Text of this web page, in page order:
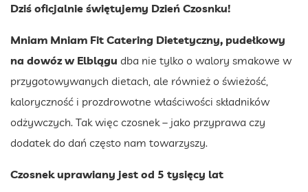
Dziś oficjalnie świętujemy Dzień Czosnku!
Mniam Mniam Fit Catering Dietetyczny, pudełkowy
na dowóz w Elblągu dba nie tylko o walory smakowe w
przygotowywanych dietach, ale również o świeżość,
kaloryczność i prozdrowotne właściwości składników
odżywczych. Tak więc czosnek – jako przyprawa czy
dodatek do dań często nam towarzyszy.
Czosnek uprawiany jest od 5 tysięcy lat